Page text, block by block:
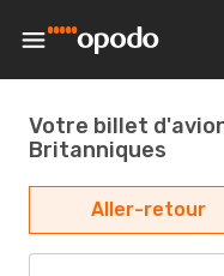
Votre billet
Britanniques
Aller-retour